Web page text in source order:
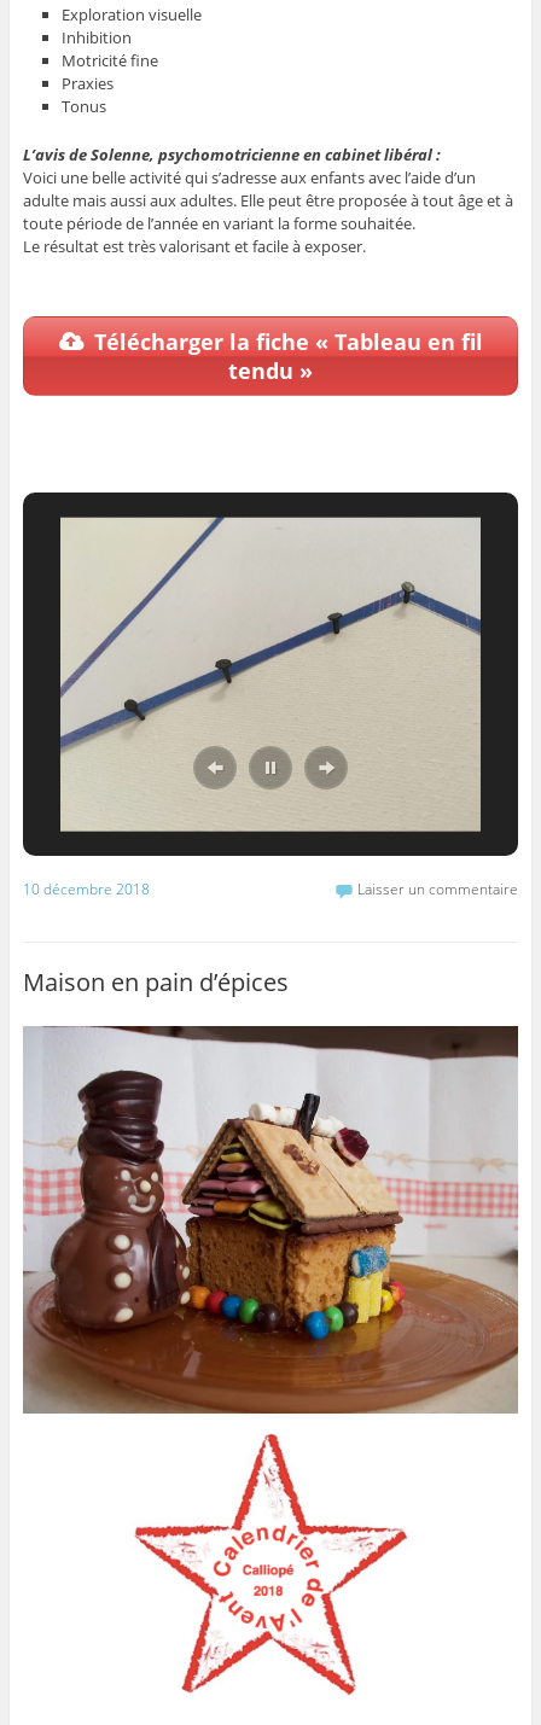
Exploration visuelle
Inhibition
Motricité fine
Praxies
Tonus
L’avis de Solenne, psychomotricienne en cabinet libéral :
Voici une belle activité qui s’adresse aux enfants avec l’aide d’un
adulte mais aussi aux adultes. Elle peut être proposée à tout âge et à
toute période de l’année en variant la forme souhaitée.
Le résultat est très valorisant et facile à exposer.
Télécharger la fiche « Tableau en fil
tendu »
10 décembre 2018 Laisser un commentaire
Maison en pain d’épices